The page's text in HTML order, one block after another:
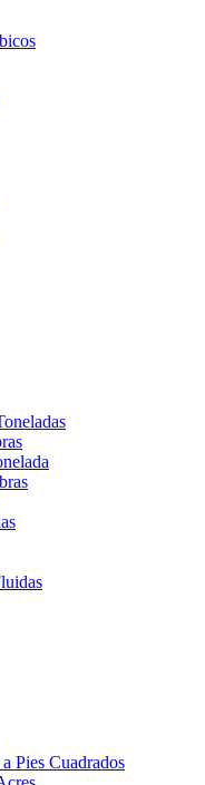
Pies Cuadrados